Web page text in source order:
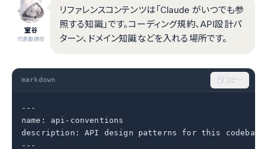
室谷
代表取締役
リファレンスコンテンツは「Claude がいつでも参
照する知識」です。コーディング規約、API設計パ
ターン、ドメイン知識などを入れる場所です。
markdown コピー
---
name: api-conventions
description: API design patterns for this codebase
---